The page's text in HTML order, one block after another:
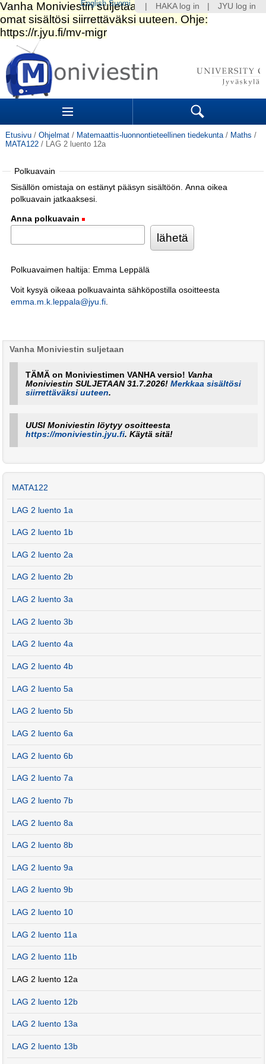
Siirry
sisältöön.
|
Siirry
navigointiin
Sections Search
Etusivu / Ohjelmat / Matemaattis-luonnontieteellinen tiedekunta / Maths /
MATA122 / LAG 2 luento 12a
Polkuavain
Sisällön omistaja on estänyt pääsyn sisältöön. Anna oikea
polkuavain jatkaaksesi.
Anna polkuavain
Polkuavaimen haltija: Emma Leppälä
Voit kysyä oikeaa polkuavainta sähköpostilla osoitteesta
emma.m.k.leppala@jyu.fi.
Vanha Moniviestin suljetaan
TÄMÄ on Moniviestimen VANHA versio! Vanha
Moniviestin SULJETAAN 31.7.2026!Merkkaa sisältösi
siirrettäväksi uuteen.
UUSI Moniviestin löytyy osoitteesta
https://moniviestin.jyu.fi. Käytä sitä!
MATA122
LAG 2 luento 1a
LAG 2 luento 1b
LAG 2 luento 2a
LAG 2 luento 2b
LAG 2 luento 3a
LAG 2 luento 3b
LAG 2 luento 4a
LAG 2 luento 4b
LAG 2 luento 5a
LAG 2 luento 5b
LAG 2 luento 6a
LAG 2 luento 6b
LAG 2 luento 7a
LAG 2 luento 7b
LAG 2 luento 8a
LAG 2 luento 8b
LAG 2 luento 9a
LAG 2 luento 9b
LAG 2 luento 10
LAG 2 luento 11a
LAG 2 luento 11b
LAG 2 luento 12a
LAG 2 luento 12b
LAG 2 luento 13a
LAG 2 luento 13b
HAKA log in JYU log in
English Suomi